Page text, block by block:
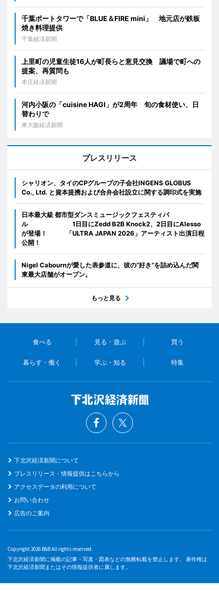
千葉ポートタワーで「BLUE＆FIRE mini」 地元店が鉄板
焼き料理提供
千葉経済新聞
上里町の児童生徒16人が町長らと意見交換 議場で町への
提案、再質問も
本庄経済新聞
河内小阪の「cuisine HAGI」が2周年 旬の食材使い、日
替わりで
東大阪経済新聞
プレスリリース
シャリオン、タイのCPグループの子会社INGENS GLOBUS
Co., Ltd. と資本提携および合弁会社設立に関する調印式を実施
日本最大級 都市型ダンスミュージックフェスティバ
ル 1日目にZedd B2B Knock2、2日目にAlesso
が登場！ 「ULTRA JAPAN 2026」アーティスト出演日程
公開！
Nigel Cabournが愛した表参道に、彼の“好き”を詰め込んだ関
東最大店舗がオープン。
もっと見る
食べる 見る・遊ぶ 買う
暮らす・働く 学ぶ・知る 特集
下北沢経済新聞について
プレスリリース・情報提供はこちらから
アクセスデータの利用について
お問い合わせ
広告のご案内
Copyright 2026 B&B All rights reserved.
下北沢経済新聞に掲載の記事・写真・図表などの無断転載を禁止します。 著作権は
下北沢経済新聞またはその情報提供者に属します。